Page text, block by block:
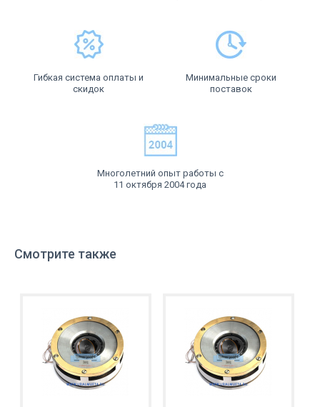
Гибкая система оплаты и
скидок
Минимальные сроки
поставок
Многолетний опыт работы с
11 октября 2004 года
Смотрите также